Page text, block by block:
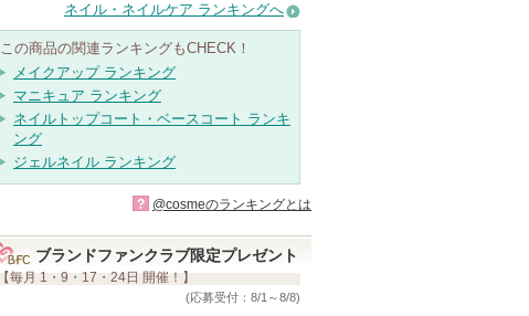
ネイル・ネイルケア ランキングへ
この商品の関連ランキングもCHECK！
メイクアップ ランキング
マニキュア ランキング
ネイルトップコート・ベースコート ランキ
ング
ジェルネイル ランキング
? @cosmeのランキングとは
ブランドファンクラブ限定プレゼント
【毎月 1・9・17・24日 開催！】
(応募受付：8/1～8/8)